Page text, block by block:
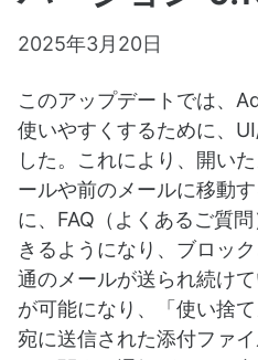
2025年3月20日
このアップデートでは、
使いやすくするために、
した。これにより、開い
ールや前のメールに移動
に、FAQ（よくあるご質
きるようになり、ブロッ
通のメールが送られ続け
が可能になり、「使い捨
宛に送信された添付ファ